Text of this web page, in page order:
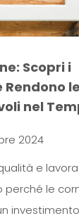
Scopri i
nel
2024
e
perché le